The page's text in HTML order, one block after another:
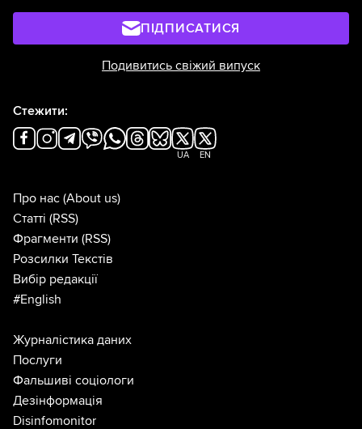
ПІДПИСАТИСЯ
Подивитись свіжий випуск
Стежити:
UA EN
Про нас (About us)
Статті (RSS)
Фрагменти (RSS)
Розсилки Текстів
Вибір редакції
#English
Журналістика даних
Послуги
Фальшиві соціологи
Дезінформація
Disinfomonitor